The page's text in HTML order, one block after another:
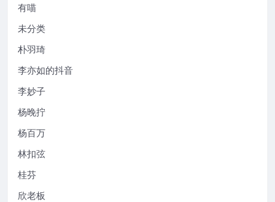
有喵
未分类
朴羽琦
李亦如的抖音
李妙子
杨晚拧
杨百万
林扣弦
桂芬
欣老板